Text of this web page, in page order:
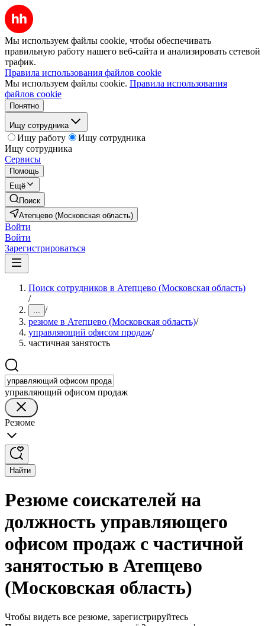
Мы используем файлы cookie, чтобы обеспечивать
правильную работу нашего веб-сайта и анализировать сетевой
трафик.
Правила использования файлов cookie
Мы используем файлы cookie. Правила использования
файлов cookie
Понятно
Ищу сотрудника
Ищу работу
Ищу сотрудника
Ищу сотрудника
Сервисы
Помощь
Ещё
Поиск
Атепцево (Московская область)
Войти
Войти
Зарегистрироваться
Поиск сотрудников в Атепцево (Московская область)
/
... /
резюме в Атепцево (Московская область)/
управляющий офисом продаж/
частичная занятость
управляющий офисом продаж
Резюме
Найти
Резюме соискателей на
должность управляющего
офисом продаж с частичной
занятостью в Атепцево
(Московская область)
Чтобы видеть все резюме, зарегистрируйтесь